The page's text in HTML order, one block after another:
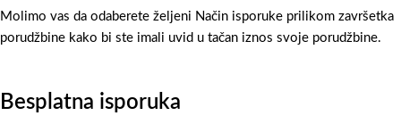
Molimo vas da odaberete željeni Način isporuke prilikom završetka
porudžbine kako bi ste imali uvid u tačan iznos svoje porudžbine.
Besplatna isporuka